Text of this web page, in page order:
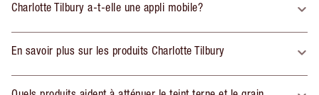
Charlotte Tilbury a-t-elle une appli mobile?
En savoir plus sur les produits Charlotte Tilbury